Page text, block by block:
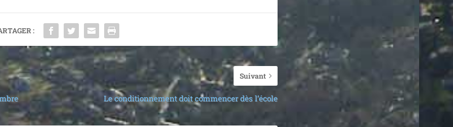
:
Suivant
Le conditionnement doit commencer dès l’école